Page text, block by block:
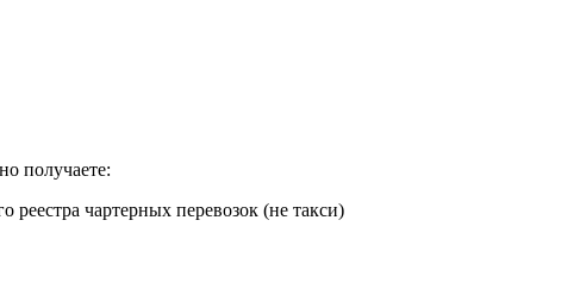
получаете:
чартерных перевозок (не такси)